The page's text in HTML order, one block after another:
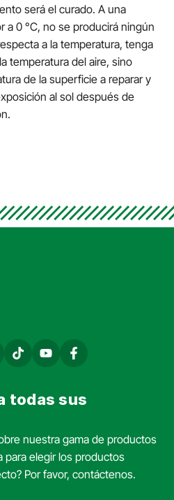
será el curado. A una
a 0 °C, no se producirá ningún
a la temperatura, tenga
temperatura del aire, sino
de la superficie a reparar y
al sol después de
todas sus
nuestra gama de productos
para elegir los productos
Por favor, contáctenos.